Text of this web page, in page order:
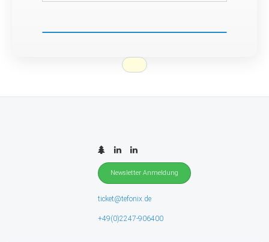
Newsletter Anmeldung
ticket@tefonix.de
+49(0)2247-906400